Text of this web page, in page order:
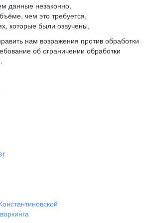
данные незаконно,
чем это требуется,
которые были озвучены,
нам возражения против обработки
об ограничении обработки